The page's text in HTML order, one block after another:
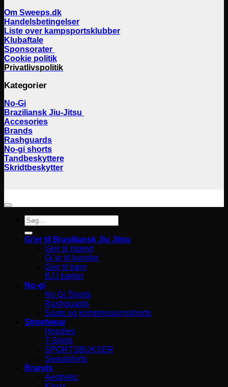
Om Sweeps.dk
Handelsbetingelser
Liste over kampsportsklubber
Klubaftale
Sponsorater
Cookie politik
Privatlivspolitik
Kategorier
No-Gi
Braziliansk Jiu-Jitsu
Accesories
Brands
Rashguards
No-gi shorts
Tandbeskyttere
Skridtbeskytter
Søg
efter:
Gi’er til Brasiliansk Jiu Jitsu
Gier til mænd
Gi’er til kvinder
Gier til børn
BJJ bælter
No-gi
No Gi Shorts
Rashguards
Spats og kompressionsshorts
Streetwear
Hoodies
T-Shirts
SPORTSBUKSER
Sweatshirts
Brands
Aesthetic